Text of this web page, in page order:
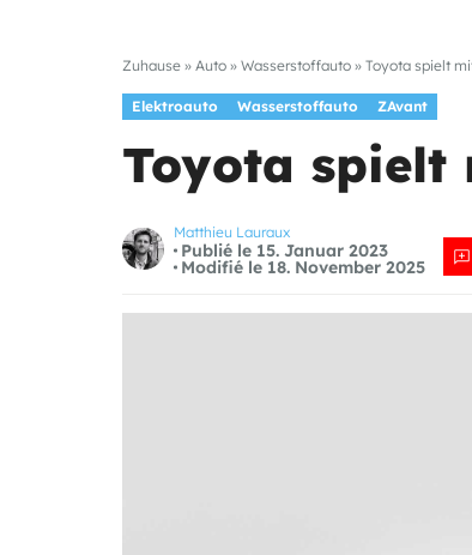
Zuhause » Auto » Wasserstoffauto » Toyota spielt
Elektroauto Wasserstoffauto ZAvant
Toyota spielt
Matthieu Lauraux
Publié le 15. Januar 2023
Modifié le 18. November 2025